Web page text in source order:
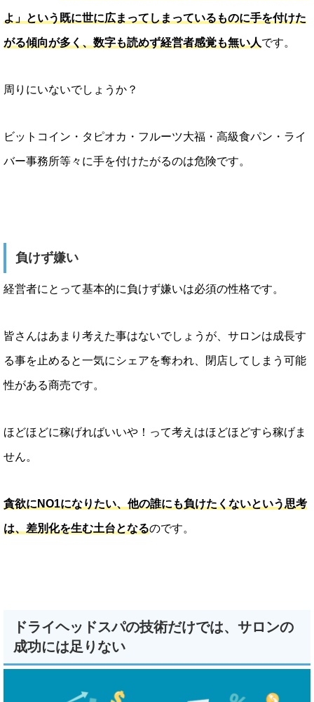
よ」という既に世に広まってしまっているものに手を付けた
がる傾向が多く、数字も読めず経営者感覚も無い人です。
周りにいないでしょうか？
ビットコイン・タピオカ・フルーツ大福・高級食パン・ライ
バー事務所等々に手を付けたがるのは危険です。
負けず嫌い
経営者にとって基本的に負けず嫌いは必須の性格です。
皆さんはあまり考えた事はないでしょうが、サロンは成長す
る事を止めると一気にシェアを奪われ、閉店してしまう可能
性がある商売です。
ほどほどに稼げればいいや！って考えはほどほどすら稼げま
せん。
貪欲にNO1になりたい、他の誰にも負けたくないという思考
は、差別化を生む土台となるのです。
ドライヘッドスパの技術だけでは、サロンの
成功には足りない